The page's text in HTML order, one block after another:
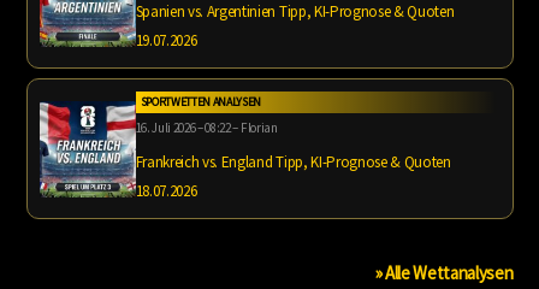
Spanien vs. Argentinien Tipp, KI-Prognose & Quoten
19.07.2026
SPORTWETTEN ANALYSEN
16. Juli 2026 – 08:22 – Florian
Frankreich vs. England Tipp, KI-Prognose & Quoten
18.07.2026
» Alle Wettanalysen